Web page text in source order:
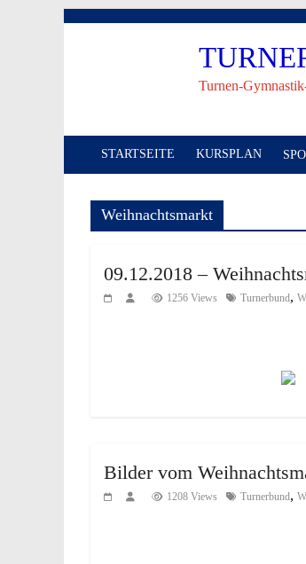
Turnen-
STARTSEITE KURSPLAN
Weihnachtsmarkt
09.12.2018 –
1256 Views Turnerbund,
Bilder vom
1208 Views Turnerbund,